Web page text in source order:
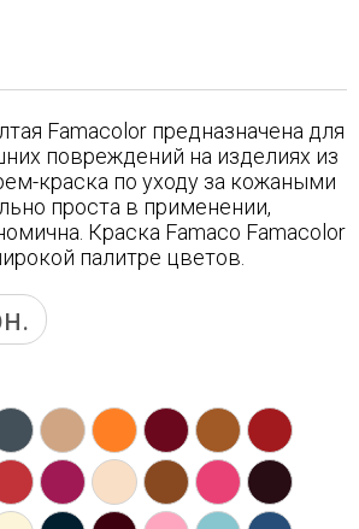
Famacolor предназначена для
повреждений на изделиях из
краска по уходу за кожаными
проста в применении,
Краска Famaco Famacolor
палитре цветов.